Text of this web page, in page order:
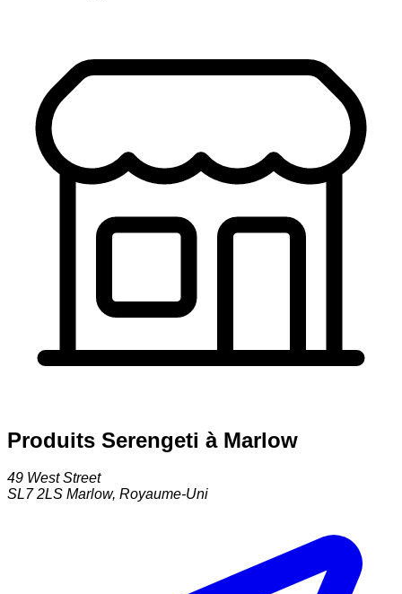
Produits Serengeti à Marlow
49 West Street
SL7 2LS Marlow, Royaume-Uni